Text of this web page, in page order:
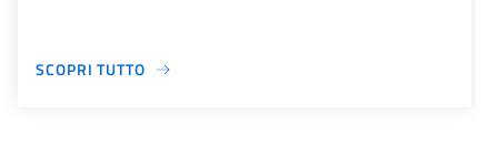
SCOPRI TUTTO